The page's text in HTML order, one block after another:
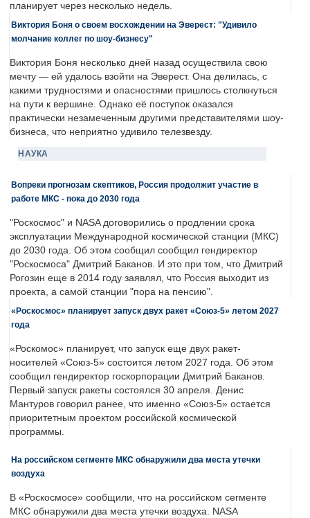
планирует через несколько недель.
Виктория Боня о своем восхождении на Эверест: "Удивило
молчание коллег по шоу-бизнесу"
Виктория Боня несколько дней назад осуществила свою
мечту — ей удалось взойти на Эверест. Она делилась, с
какими трудностями и опасностями пришлось столкнуться
на пути к вершине. Однако её поступок оказался
практически незамеченным другими представителями шоу-
бизнеса, что неприятно удивило телезвезду.
НАУКА
Вопреки прогнозам скептиков, Россия продолжит участие в
работе МКС - пока до 2030 года
"Роскосмос" и NASA договорились о продлении срока
эксплуатации Международной космической станции (МКС)
до 2030 года. Об этом сообщил сообщил гендиректор
"Роскосмоса" Дмитрий Баканов. И это при том, что Дмитрий
Рогозин еще в 2014 году заявлял, что Россия выходит из
проекта, а самой станции "пора на пенсию".
«Роскосмос» планирует запуск двух ракет «Союз-5» летом 2027
года
«Роскомос» планирует, что запуск еще двух ракет-
носителей «Союз-5» состоится летом 2027 года. Об этом
сообщил гендиректор госкорпорации Дмитрий Баканов.
Первый запуск ракеты состоялся 30 апреля. Денис
Мантуров говорил ранее, что именно «Союз-5» остается
приоритетным проектом российской космической
программы.
На российском сегменте МКС обнаружили два места утечки
воздуха
В «Роскосмосе» сообщили, что на российском сегменте
МКС обнаружили два места утечки воздуха. NASA